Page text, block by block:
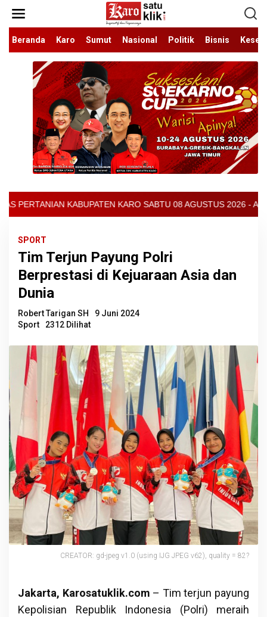
konten
Beranda
Karo Sumut Nasional Politik Bisnis
KARO SABTU 08 AGUSTUS 2026 - ARCIS BERASTAGI :
SPORT
Tim Terjun Payung Polri
Berprestasi di Kejuaraan Asia dan
Dunia
Robert Tarigan SH
9 Juni 2024
Sport
2312 Dilihat
CREATOR: gd-jpeg v1.0 (using IJG JPEG v62), quality = 82?
Jakarta, Karosatuklik.com – Tim terjun payung
Kepolisian Republik Indonesia (Polri) meraih